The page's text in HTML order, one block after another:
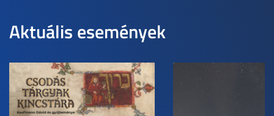
Aktuális események